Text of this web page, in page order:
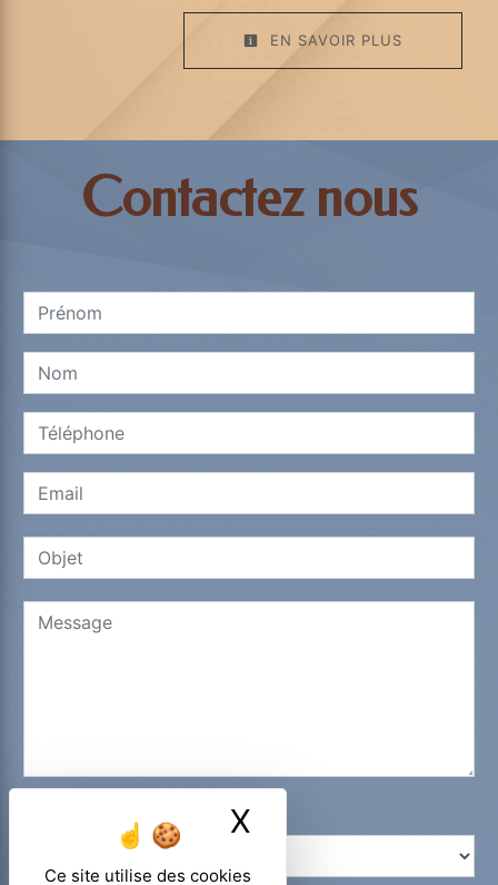
Ce site utilise des cookies
X
EN SAVOIR PLUS
Contactez nous
Combien font trois plus six